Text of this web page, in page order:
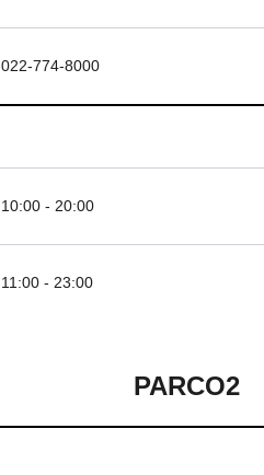
022-774-8000
10:00 - 20:00
11:00 - 23:00
PARCO2